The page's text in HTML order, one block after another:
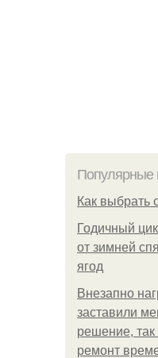
Популярные
Как выбрать
Годичный
от зимней
ягод
Внезапно
заставили
решение, так
ремонт